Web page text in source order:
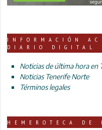
INFORMACIÓN
DIARIO DIGITAL
Noticias de última hora en
Noticias Tenerife Norte
Términos legales
HEMEROTECA DE